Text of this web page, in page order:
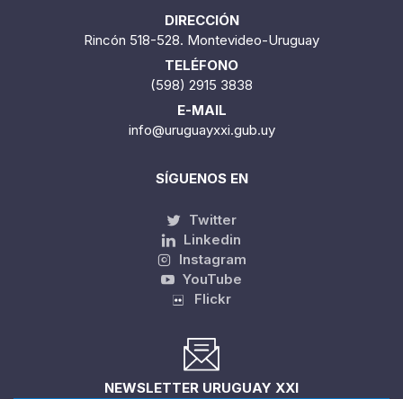
DIRECCIÓN
Rincón 518-528. Montevideo-Uruguay
TELÉFONO
(598) 2915 3838
E-MAIL
info@uruguayxxi.gub.uy
SÍGUENOS EN
Twitter
Linkedin
Instagram
YouTube
Flickr
NEWSLETTER URUGUAY XXI